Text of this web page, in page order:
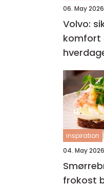
06. May 2026
Volvo:
komfort
inspiration
04. May 2026
frokost